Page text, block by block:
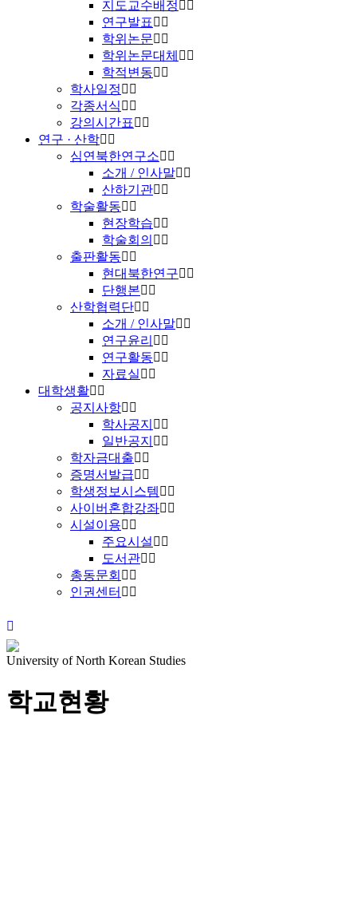
지도교수배정
연구발표
학위논문
학위논문대체
학적변동
학사일정
각종서식
강의시간표
연구 · 산학
심연북한연구소
소개 / 인사말
산하기관
학술활동
현장학습
학술회의
출판활동
현대북한연구
단행본
산학협력단
소개 / 인사말
연구윤리
연구활동
자료실
대학생활
공지사항
학사공지
일반공지
학자금대출
증명서발급
학생정보시스템
사이버혼합강좌
시설이용
주요시설
도서관
총동문회
인권센터
University of North Korean Studies
학교현황